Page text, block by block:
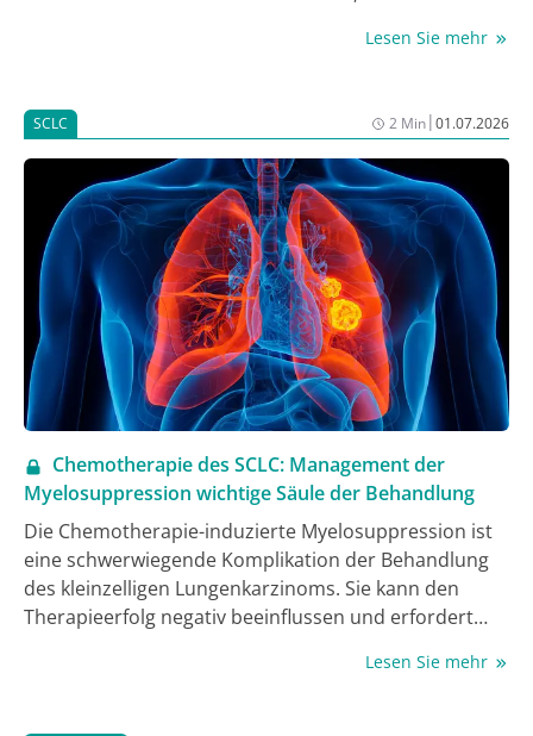
schrieb die CDU-Politikerin in einem Gastbeitrag für
zwingend notwendig, um eine weitere Säule unseres
Sozialsystems an die Rahmenbedingungen unserer
Zeit anzupassen.“
Lesen Sie mehr
SCLC 2 Min|01.07.2026
Chemotherapie des SCLC: Management der
Myelosuppression wichtige Säule der Behandlung
Die Chemotherapie-induzierte Myelosuppression ist
eine schwerwiegende Komplikation der Behandlung
des kleinzelligen Lungenkarzinoms. Sie kann den
Therapieerfolg negativ beeinflussen und erfordert
Lesen Sie mehr